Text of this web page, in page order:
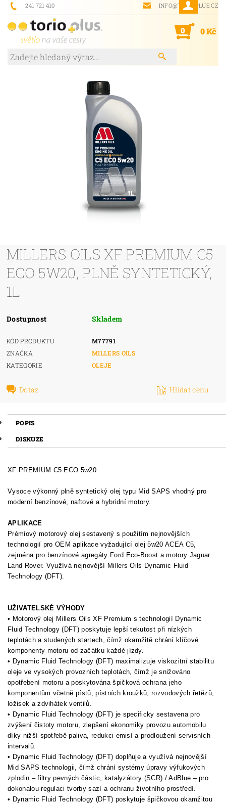
241 721 410 INFO@TORIOPLUS.CZ
0 0 Kč
MILLERS OILS XF PREMIUM C5
ECO 5W20, PLNĚ SYNTETICKÝ,
1L
Dostupnost Skladem
KÓD PRODUKTU
M77791
ZNAČKA
MILLERS OILS
KATEGORIE
OLEJE
Dotaz Hlídat cenu
POPIS
DISKUZE
XF PREMIUM C5 ECO 5w20
Vysoce výkonný plně syntetický olej typu Mid SAPS vhodný pro
moderní benzínové, naftové a hybridní motory.
APLIKACE
Prémiový motorový olej sestavený s použitím nejnovějších
technologií pro OEM aplikace vyžadující olej 5w20 ACEA C5,
zejména pro benzínové agregáty Ford Eco-Boost a motory Jaguar
Land Rover. Využívá nejnovější Millers Oils Dynamic Fluid
Technology (DFT).
UŽIVATELSKÉ VÝHODY
• Motorový olej Millers Oils XF Premium s technologií Dynamic
Fluid Technology (DFT) poskytuje lepší tekutost při nízkých
teplotách a studených startech, čímž okamžitě chrání klíčové
komponenty motoru od začátku každé jízdy.
• Dynamic Fluid Technology (DFT) maximalizuje viskozitní stabilitu
oleje ve vysokých provozních teplotách, čímž je snižováno
opotřebení motoru a poskytována špičková ochrana jeho
komponentům včetně pístů, pístních kroužků, rozvodových řetězů,
ložisek a zdvihátek ventilů.
• Dynamic Fluid Technology (DFT) je specificky sestavena pro
zvýšení čistoty motoru, zlepšení ekonomiky provozu automobilu
díky nižší spotřebě paliva, redukci emisí a prodloužení servisních
intervalů.
• Dynamic Fluid Technology (DFT) doplňuje a využívá nejnovější
Mid SAPS technologii, čímž chrání systémy úpravy výfukových
zplodin – filtry pevných částic, katalyzátory (SCR) / AdBlue – pro
dokonalou regulaci tvorby sazí a ochranu životního prostředí.
• Dynamic Fluid Technology (DFT) poskytuje špičkovou okamžitou